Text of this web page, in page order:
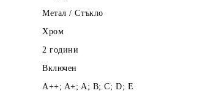
Метал / Стъкло
Хром
2 години
Включен
A++; A+; A; B; C; D; E